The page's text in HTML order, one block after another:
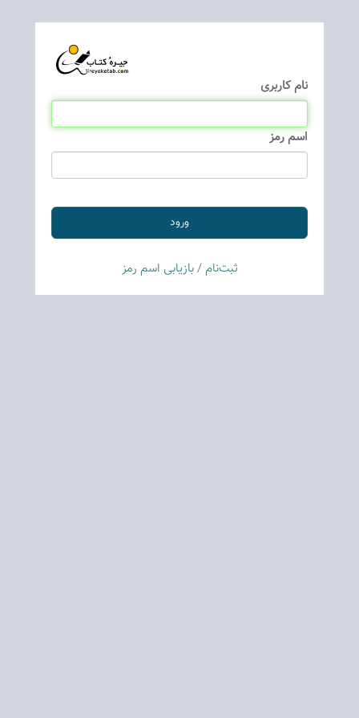
نام كاربری
اسم رمز
ثبت‌نام/بازیابی اسم رمز